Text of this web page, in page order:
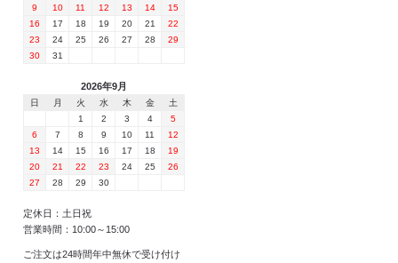
9
10 11 12 13 14
15
16
17 18 19 20 21
22
23
24 25 26 27 28
29
30
31
2026年9月
日 月 火 水 木 金
土
1
2 3 4
5
6
7 8 9 10 11
12
13
14 15 16 17 18
19
20
21 22 23 24 25
26
27
28 29 30
定休日：土日祝
営業時間：10:00～15:00
ご注文は24時間年中無休で受け付け